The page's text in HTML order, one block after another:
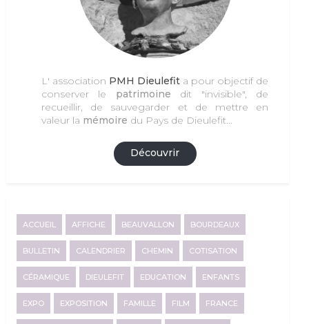
L' association PMH Dieulefit a pour objectif de
conserver le patrimoine dit "invisible", de
recueillir, de sauvegarder et de mettre en
valeur la mémoire du Pays de Dieulefit...
Découvrir
ACCUEIL AFFICHE BEAUVALLON BOURDEAUX
BULLETIN CALENDRIER CHEMIN COTISATION
CÉRAMIQUE DIEULEFIT EDUCATION ENFANTS
EXPO EXPOSITION FAMILLE FILM FRANCE